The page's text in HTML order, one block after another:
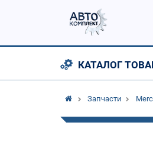
КАТАЛОГ
Запчасти